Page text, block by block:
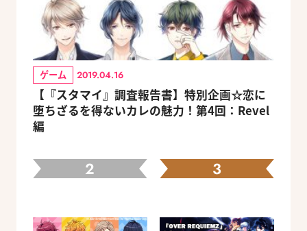
ゲーム 2019.04.16
【『スタマイ』調査報告書】特別企画☆恋に
堕ちざるを得ないカレの魅力！第4回：Revel
編
2 3